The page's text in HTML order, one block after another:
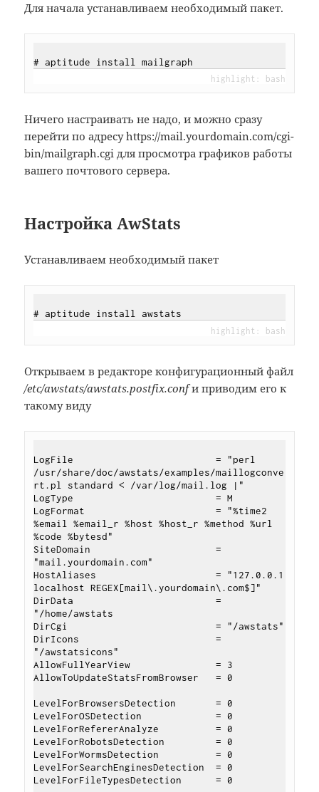
Для начала устанавливаем необходимый пакет.
Ничего настраивать не надо, и можно сразу
перейти по адресу https://mail.yourdomain.com/cgi-
bin/mailgraph.cgi для просмотра графиков работы
вашего почтового сервера.
Настройка AwStats
Устанавливаем необходимый пакет
Открываем в редакторе конфигурационный файл
/etc/awstats/awstats.postfix.confи приводим его к
такому виду
LogFile                         = "perl
/usr/share/doc/awstats/examples/maillogconve
rt.pl standard < /var/log/mail.log |"
LogType                         = M
LogFormat                       = "%time2
%email %email_r %host %host_r %method %url
%code %bytesd"
SiteDomain                      =
"mail.yourdomain.com"
HostAliases                     = "127.0.0.1
localhost REGEX[mail\.yourdomain\.com$]"
DirData                         =
"/home/awstats
DirCgi                          = "/awstats"
DirIcons                        =
"/awstatsicons"
AllowFullYearView               = 3
AllowToUpdateStatsFromBrowser   = 0
LevelForBrowsersDetection       = 0
LevelForOSDetection             = 0
LevelForRefererAnalyze          = 0
LevelForRobotsDetection         = 0
LevelForWormsDetection          = 0
LevelForSearchEnginesDetection  = 0
LevelForFileTypesDetection      = 0